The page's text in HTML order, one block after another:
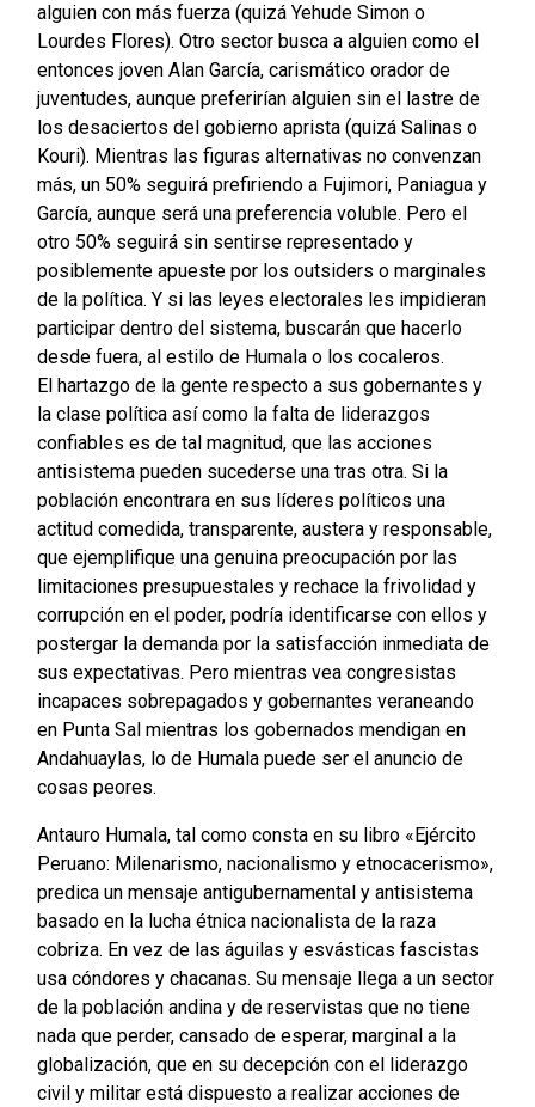
alguien con más fuerza (quizá Yehude Simon o
Lourdes Flores). Otro sector busca a alguien como el
entonces joven Alan García, carismático orador de
juventudes, aunque preferirían alguien sin el lastre de
los desaciertos del gobierno aprista (quizá Salinas o
Kouri). Mientras las figuras alternativas no convenzan
más, un 50% seguirá prefiriendo a Fujimori, Paniagua y
García, aunque será una preferencia voluble. Pero el
otro 50% seguirá sin sentirse representado y
posiblemente apueste por los outsiders o marginales
de la política. Y si las leyes electorales les impidieran
participar dentro del sistema, buscarán que hacerlo
desde fuera, al estilo de Humala o los cocaleros.
El hartazgo de la gente respecto a sus gobernantes y
la clase política así como la falta de liderazgos
confiables es de tal magnitud, que las acciones
antisistema pueden sucederse una tras otra. Si la
población encontrara en sus líderes políticos una
actitud comedida, transparente, austera y responsable,
que ejemplifique una genuina preocupación por las
limitaciones presupuestales y rechace la frivolidad y
corrupción en el poder, podría identificarse con ellos y
postergar la demanda por la satisfacción inmediata de
sus expectativas. Pero mientras vea congresistas
incapaces sobrepagados y gobernantes veraneando
en Punta Sal mientras los gobernados mendigan en
Andahuaylas, lo de Humala puede ser el anuncio de
cosas peores.
Antauro Humala, tal como consta en su libro «Ejército
Peruano: Milenarismo, nacionalismo y etnocacerismo»,
predica un mensaje antigubernamental y antisistema
basado en la lucha étnica nacionalista de la raza
cobriza. En vez de las águilas y esvásticas fascistas
usa cóndores y chacanas. Su mensaje llega a un sector
de la población andina y de reservistas que no tiene
nada que perder, cansado de esperar, marginal a la
globalización, que en su decepción con el liderazgo
civil y militar está dispuesto a realizar acciones de